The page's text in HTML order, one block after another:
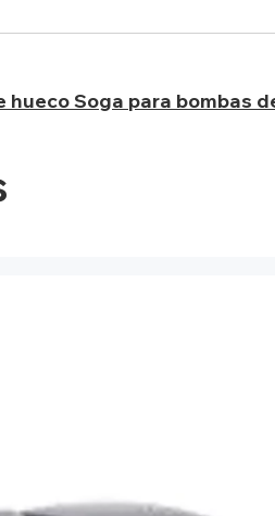
Soga para bombas